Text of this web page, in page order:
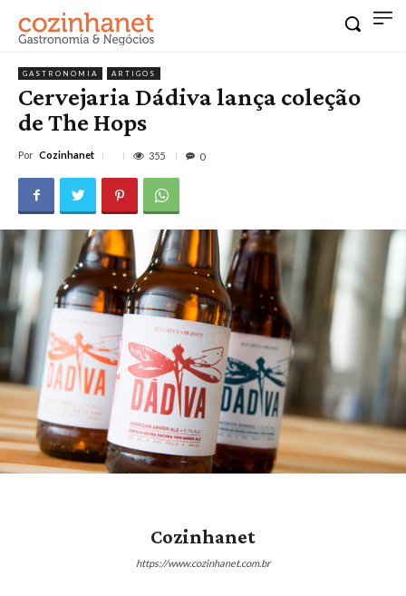
GASTRONOMIA ARTIGOS
Cervejaria Dádiva lança coleção
de The Hops
Por Cozinhanet 355 0
Cozinhanet
https://www.cozinhanet.com.br